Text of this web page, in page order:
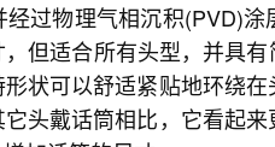
过物理气相沉积(PVD)
但适合所有头型，并具
状可以舒适紧贴地环绕
头戴话筒相比，它看起